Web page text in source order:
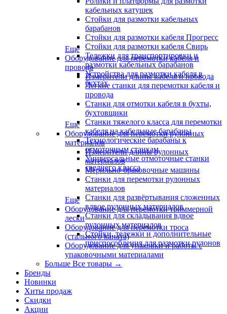
кабельных катушек
Стойки для размотки кабельных
барабанов
Стойки для размотки кабеля Прогресс
Стойки для размотки кабеля Свирь
Тележки для транспортировки и
размотки кабельных барабанов
Устройства для размотки кабеля в
бухтах
Еще
Оборудование для перемотки кабеля и
провода
Измерители длины кабеля и провода
Легкие станки для перемотки кабеля и
провода
Станки для отмотки кабеля в бухты,
бухтовщики
Станки тяжелого класса для перемотки
кабеля на кабельные барабаны
Технологические барабаны к
отмоточным станкам
Универсальные отмоточные станки
среднего класса
Еще
Оборудование для перемотки рулонных
материалов
Измерители длины рулонных
материалов
Мерильно-браковочные машины
Станки для перемотки рулонных
материалов
Станки для развёртывания сложенных
вдвое рулонных материалов
Станки для складывания вдвое
рулонных материалов
Стойки, тележки и дополнительные
приспособления для размотки рулонов
Еще
Оборудование для перемотки триммерной
лески
Оборудование для перемотки троса
(стального каната)
Оборудование для упаковки и работы с
упаковочными материалами
Больше Все товары →
Бренды
Новинки
Хиты продаж
Скидки
Акции